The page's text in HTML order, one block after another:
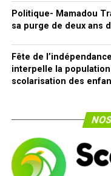
Politique- Mamadou
sa purge de deux ans
Fête de
interpelle la
scolarisation des